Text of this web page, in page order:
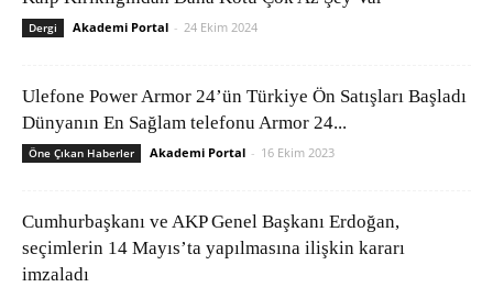
Dergi Akademi Portal - 24 Ekim 2024
Ulefone Power Armor 24’ün Türkiye Ön Satışları Başladı
Dünyanın En Sağlam telefonu Armor 24...
Öne Çıkan Haberler Akademi Portal - 16 Ekim 2023
Cumhurbaşkanı ve AKP Genel Başkanı Erdoğan,
seçimlerin 14 Mayıs’ta yapılmasına ilişkin kararı
imzaladı